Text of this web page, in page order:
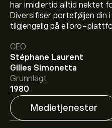
har imidlertid alltid nektet
Diversifiser porteføljen din
tilgjengelig på eToro-
CEO
Stéphane Laurent
Gilles Simonetta
Grunnlagt
1980
Medietjenester
Den nåværende prisen på
Det gjennomsnittlige
44.86‎€‎.Registrer deg
på
forventninger og kursmål
Analytikere gir
markedstrender,
vekst. Sjekk de nyeste
prisbevegelser.
Markedsverdien til Aalberts